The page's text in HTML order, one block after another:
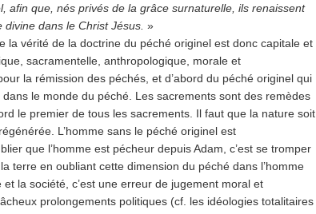
afin que, nés privés de la grâce surnaturelle, ils renaissent
divine dans le Christ Jésus. »
la vérité de la doctrine du péché originel est donc capitale et
sacramentelle, anthropologique, morale et
la rémission des péchés, et d’abord du péché originel qui
dans le monde du péché. Les sacrements sont des remèdes
le premier de tous les sacrements. Il faut que la nature soit
L’homme sans le péché originel est
que l’homme est pécheur depuis Adam, c’est se tromper
terre en oubliant cette dimension du péché dans l’homme
la société, c’est une erreur de jugement moral et
prolongements politiques (cf. les idéologies totalitaires